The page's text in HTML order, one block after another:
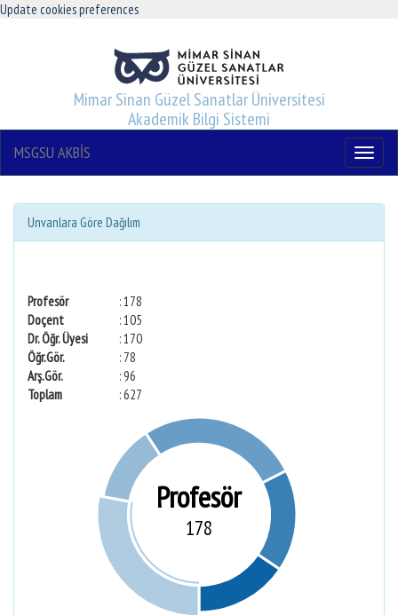
Update cookies preferences
Mimar Sinan Güzel Sanatlar Üniversitesi
Akademik Bilgi Sistemi
Menu
MSGSU AKBİS
Unvanlara Göre Dağılım
Profesör
: 178
Doçent
: 105
Dr. Öğr. Üyesi
: 170
Öğr.Gör.
: 78
Arş.Gör.
: 96
Toplam
: 627
Profesör
178